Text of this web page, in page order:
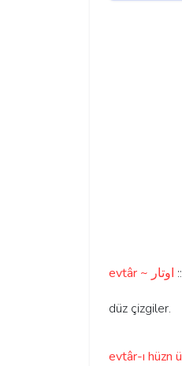
evtâr ~ اوتار
düz çizgiler.
evtâr-ı hüzn